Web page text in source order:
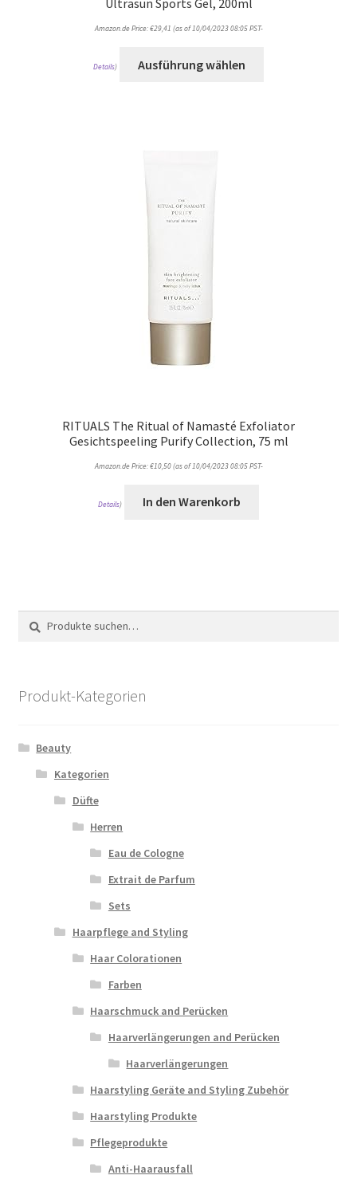
Ultrasun Sports Gel, 200ml
Amazon.de Price:€29,41 (as of 10/04/2023 08:05 PST-
Details) Ausführung wählen
RITUALS The Ritual of Namasté Exfoliator
Gesichtspeeling Purify Collection, 75 ml
Amazon.de Price:€10,50(as of 10/04/2023 08:05 PST-
Details) In den Warenkorb
Suche
nach:
Suche
Produkt-Kategorien
Beauty
Kategorien
Düfte
Herren
Eau de Cologne
Extrait de Parfum
Sets
Haarpflege and Styling
Haar Colorationen
Farben
Haarschmuck and Perücken
Haarverlängerungen and Perücken
Haarverlängerungen
Haarstyling Geräte and Styling Zubehör
Haarstyling Produkte
Pflegeprodukte
Anti-Haarausfall